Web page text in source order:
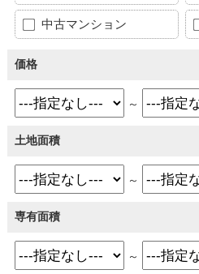
中古マンション
価格
～
土地面積
～
専有面積
～